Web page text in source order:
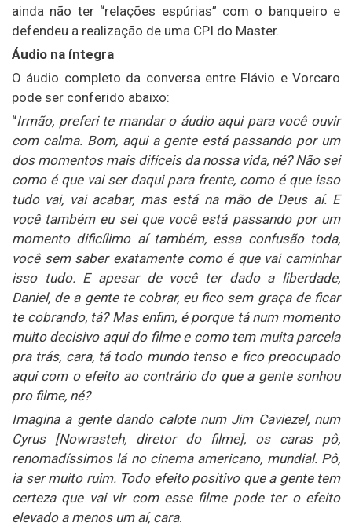
ainda não ter “relações espúrias” com o banqueiro e
defendeu a realização de uma CPI do Master.
Áudio na íntegra
O áudio completo da conversa entre Flávio e Vorcaro
pode ser conferido abaixo:
“Irmão, preferi te mandar o áudio aqui para você ouvir
com calma. Bom, aqui a gente está passando por um
dos momentos mais difíceis da nossa vida, né? Não sei
como é que vai ser daqui para frente, como é que isso
tudo vai, vai acabar, mas está na mão de Deus aí. E
você também eu sei que você está passando por um
momento dificílimo aí também, essa confusão toda,
você sem saber exatamente como é que vai caminhar
isso tudo. E apesar de você ter dado a liberdade,
Daniel, de a gente te cobrar, eu fico sem graça de ficar
te cobrando, tá? Mas enfim, é porque tá num momento
muito decisivo aqui do filme e como tem muita parcela
pra trás, cara, tá todo mundo tenso e fico preocupado
aqui com o efeito ao contrário do que a gente sonhou
pro filme, né?
Imagina a gente dando calote num Jim Caviezel, num
Cyrus [Nowrasteh, diretor do filme], os caras pô,
renomadíssimos lá no cinema americano, mundial. Pô,
ia ser muito ruim. Todo efeito positivo que a gente tem
certeza que vai vir com esse filme pode ter o efeito
elevado a menos um aí, cara.